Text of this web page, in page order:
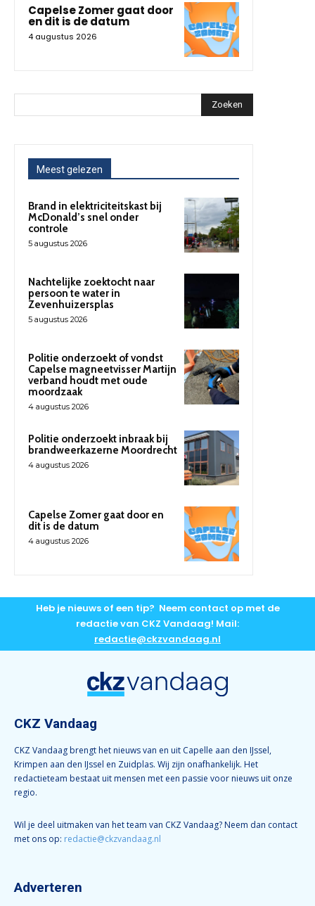
Capelse Zomer gaat door
en dit is de datum
4 augustus 2026
Zoeken
Meest gelezen
Brand in elektriciteitskast bij
McDonald’s snel onder
controle
5 augustus 2026
Nachtelijke zoektocht naar
persoon te water in
Zevenhuizersplas
5 augustus 2026
Politie onderzoekt of vondst
Capelse magneetvisser Martijn
verband houdt met oude
moordzaak
4 augustus 2026
Politie onderzoekt inbraak bij
brandweerkazerne Moordrecht
4 augustus 2026
Capelse Zomer gaat door en
dit is de datum
4 augustus 2026
Heb je nieuws of een tip? Neem contact op met de
redactie van CKZ Vandaag! Mail:
redactie@ckzvandaag.nl
CKZ Vandaag
CKZ Vandaag brengt het nieuws van en uit Capelle aan den IJssel,
Krimpen aan den IJssel en Zuidplas. Wij zijn onafhankelijk. Het
redactieteam bestaat uit mensen met een passie voor nieuws uit onze
regio.
Wil je deel uitmaken van het team van CKZ Vandaag? Neem dan contact
met ons op: redactie@ckzvandaag.nl
Adverteren